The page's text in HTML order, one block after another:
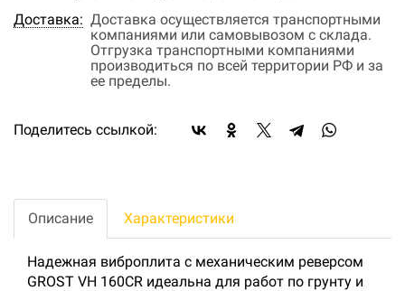
Доставка: Доставка осуществляется транспортными
компаниями или самовывозом с склада.
Отгрузка транспортными компаниями
производиться по всей территории РФ и за
ее пределы.
Поделитесь ссылкой:
Описание Характеристики
Надежная виброплита с механическим реверсом
GROST VH 160CR идеальна для работ по грунту и